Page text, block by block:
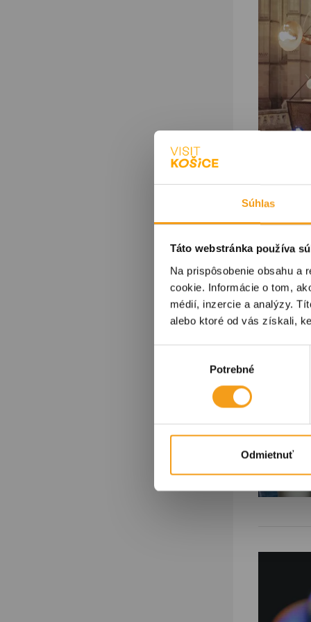
Súhlas
Táto webstránka používa
Na prispôsobenie obsahu a
cookie. Informácie o tom,
médií, inzercie a analýzy.
alebo ktoré od vás získali,
Potrebné
Odmietnuť